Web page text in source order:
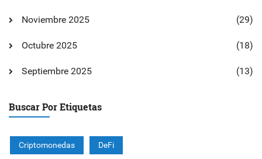
Noviembre 2025 (29)
Octubre 2025 (18)
Septiembre 2025 (13)
Buscar Por Etiquetas
Criptomonedas DeFi